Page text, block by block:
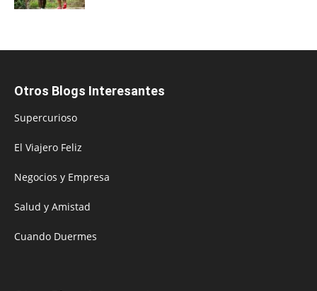
Otros Blogs Interesantes
Supercurioso
El Viajero Feliz
Negocios y Empresa
Salud y Amistad
Cuando Duermes